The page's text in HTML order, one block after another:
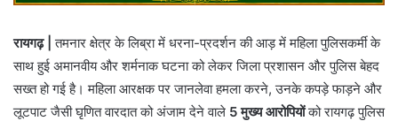
रायगढ़ | तमनार क्षेत्र के लिब्रा में धरना-प्रदर्शन की आड़ में महिला पुलिसकर्मी के
साथ हुई अमानवीय और शर्मनाक घटना को लेकर जिला प्रशासन और पुलिस बेहद
सख्त हो गई है। महिला आरक्षक पर जानलेवा हमला करने, उनके कपड़े फाड़ने और
लूटपाट जैसी घृणित वारदात को अंजाम देने वाले 5 मुख्य आरोपियोंको रायगढ़ पुलिस